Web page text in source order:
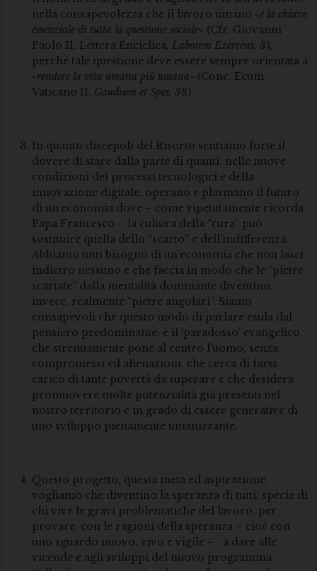
nella consapevolezza che il lavoro umano «è la chiave
essenziale di tutta la questione sociale» (Cfr. Giovanni
Paolo II, Lettera Enciclica, Laborem Exercens, 3),
perché tale questione deve essere sempre orientata a
«rendere la vita umana più umana» (Conc. Ecum.
Vaticano II, Gaudium et Spes, 38).
In quanto discepoli del Risorto sentiamo forte il
dovere di stare dalla parte di quanti, nelle nuove
condizioni dei processi tecnologici e della
innovazione digitale, operano e plasmano il futuro
di un’economia dove – come ripetutamente ricorda
Papa Francesco – la cultura della “cura” può
sostituire quella dello “scarto” e dell’indifferenza.
Abbiamo tutti bisogno di un’economia che non lasci
indietro nessuno e che faccia in modo che le “pietre
scartate” dalla mentalità dominante diventino,
invece, realmente “pietre angolari”. Siamo
consapevoli che questo modo di parlare esula dal
pensiero predominante: è il ‘paradosso’ evangelico,
che strenuamente pone al centro l’uomo, senza
compromessi ed alienazioni, che cerca di farsi
carico di tante povertà da superare e che desidera
promuovere molte potenzialità già presenti nel
nostro territorio e in grado di essere generative di
uno sviluppo pienamente umanizzante.
Questo progetto, questa meta ed aspirazione,
vogliamo che diventino la speranza di tutti, specie di
chi vive le gravi problematiche del lavoro, per
provare, con le ragioni della speranza – cioè con
uno sguardo nuovo, vivo e vigile – a dare alle
vicende e agli sviluppi del nuovo programma